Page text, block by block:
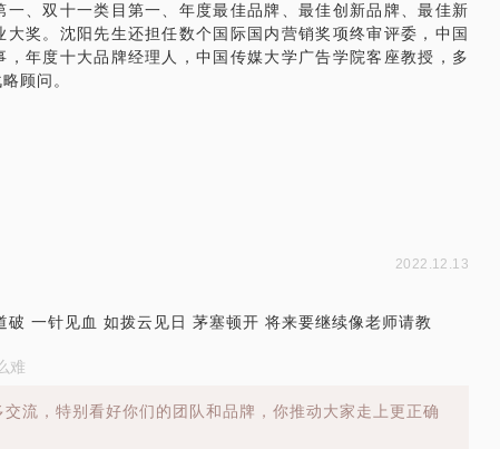
一、双十一类目第一、年度最佳品牌、最佳创新品牌、最佳新
奖。沈阳先生还担任数个国际国内营销奖项终审评委，中国
年度十大品牌经理人，中国传媒大学广告学院客座教授，多
顾问。
2022.12.13
破 一针见血 如拨云见日 茅塞顿开 将来要继续像老师请教
难
流，特别看好你们的团队和品牌，你推动大家走上更正确